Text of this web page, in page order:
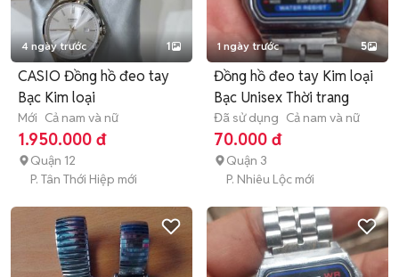
4 ngày trước 1
CASIO Đồng hồ đeo tay
Bạc Kim loại
Mới Cả nam và nữ
1.950.000 đ
Quận 12
P. Tân Thới Hiệp mới
1 ngày trước 5
Đồng hồ đeo tay Kim loại
Bạc Unisex Thời trang
Đã sử dụng Cả nam và nữ
70.000 đ
Quận 3
P. Nhiêu Lộc mới